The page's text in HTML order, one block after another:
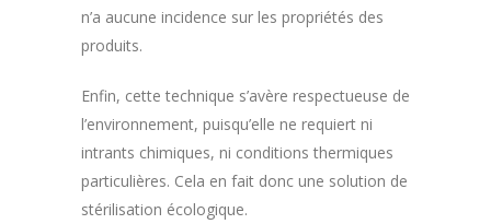
n’a aucune incidence sur les propriétés des
produits.
Enfin, cette technique s’avère respectueuse de
l’environnement, puisqu’elle ne requiert ni
intrants chimiques, ni conditions thermiques
particulières. Cela en fait donc une solution de
stérilisation écologique.